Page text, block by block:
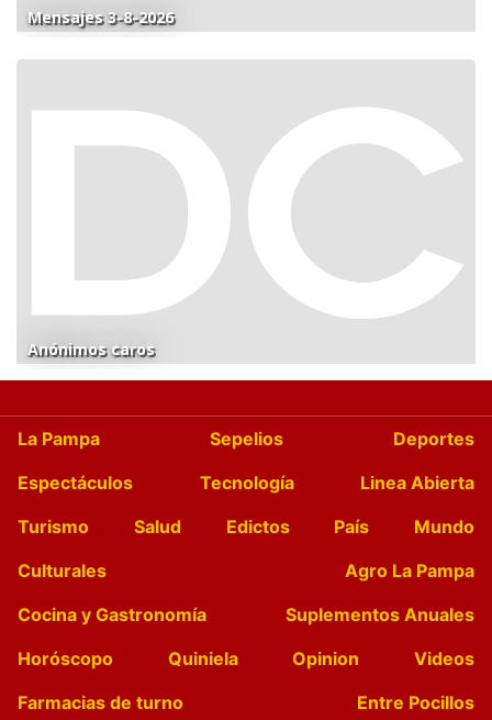
Mensajes 3-8-2026
Anónimos caros
La Pampa Sepelios
Deportes
Espectáculos
Tecnología
Linea Abierta
Turismo
Salud Edictos País
Mundo
Culturales
Agro La Pampa
Cocina y Gastronomía
Suplementos Anuales
Horóscopo
Quiniela Opinion
Videos
Farmacias de turno
Entre Pocillos